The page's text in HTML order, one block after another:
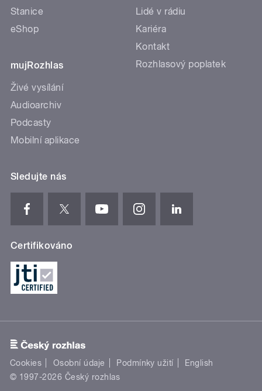
Stanice
eShop
mujRozhlas
Živé vysílání
Audioarchiv
Podcasty
Mobilní aplikace
Lidé v rádiu
Kariéra
Kontakt
Rozhlasový poplatek
Sledujte nás
Certifikováno
Cookies Osobní údaje Podmínky užití
English
© 1997-2026 Český rozhlas